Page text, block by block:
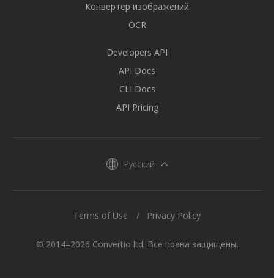
Конвертер изображений
OCR
Developers API
API Docs
CLI Docs
API Pricing
Русский
© 2014–2026 Convertio ltd. Все права защищены.
Terms of Use Privacy Policy